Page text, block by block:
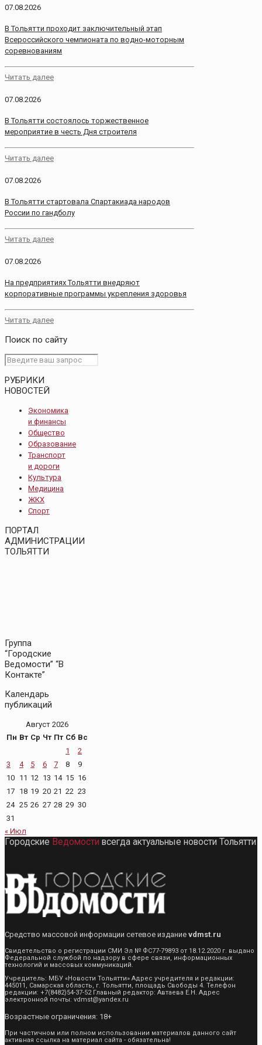
07.08.2026
В Тольятти проходит заключительный этап
Всероссийского чемпионата по водно-моторным
соревнованиям
Читать далее
07.08.2026
В Тольятти состоялось торжественное
мероприятие в честь Дня строителя
Читать далее
07.08.2026
В Тольятти стартовала Спартакиада народов
России по гандболу
Читать далее
07.08.2026
На предприятиях Тольятти внедряют
корпоративные программы укрепления здоровья
Читать далее
Поиск по сайту
РУБРИКИ
НОВОСТЕЙ
Экономика
и финансы
Общество
Образование
Транспорт
и дороги
Культура
Медицина
ЖКХ
Спорт
ПОРТАЛ
АДМИНИСТРАЦИИ
ТОЛЬЯТТИ
Группа
“Городские
Ведомости” “В
Контакте”
Календарь
публикаций
Август 2026
Пн Вт Ср Чт Пт Сб Вс
1
2
3
4 5 6 7 8
9
10 11 12 13 14 15 16
17 18 19 20 21 22 23
24 25 26 27 28 29 30
31
« Июл
Городские Ведомости всегда актуальные новости Тольятти
Средство массовой информации сетевое издание vdmst.ru
Свидетельство о регистрации СМИ Эл № ФС77-79893 от 18.12.2020 г. выдано
Федеральной службой по надзору в сфере связи, информационных
технологий и массовых коммуникаций.
Учредитель: МБУ «Новости Тольятти» Адрес учредителя и редакции:
445011, Самарская область, г. Тольятти, площадь Свободы 4. Телефон
редакции: +7(8482)54-37-52 Главный редактор: Автаева Е.Н. Адрес
электронной почты: vdmst@yandex.ru
Возрастные ограничения: 18+
При частичном или полном использовании материалов данного сайт
активная ссылка на материал сайта - обязательна!